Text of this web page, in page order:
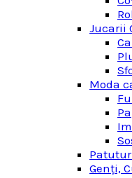
Jucarii
Moda
Genţi,